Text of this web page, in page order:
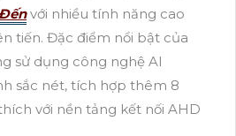
với nhiều tính năng cao
tiến. Đặc điểm nổi bật của
sử dụng công nghệ AI
sắc nét, tích hợp thêm 8
với nền tảng kết nối AHD